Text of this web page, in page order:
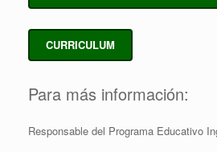
CURRICULUM
Para más información:
Responsable del Programa Educativo